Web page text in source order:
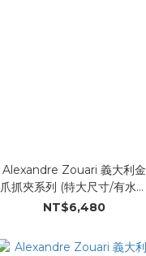
Alexandre Zouari 義大利金
爪抓夾系列 (特大尺寸/有水晶
#20021_PP)
NT$6,480